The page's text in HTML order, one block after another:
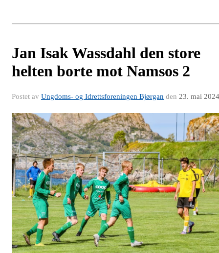
Jan Isak Wassdahl den store
helten borte mot Namsos 2
Postet av Ungdoms- og Idrettsforeningen Bjørgan den 23. mai 2024